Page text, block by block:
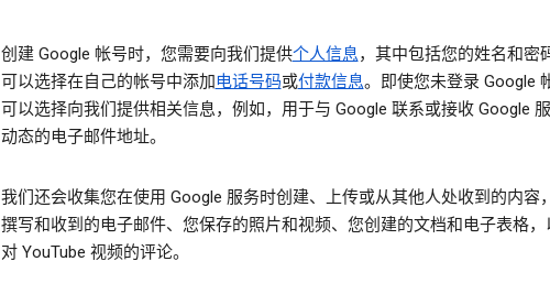
创建 Google 帐号时，您需要向我们提供个人信息，其中包括您的姓名和密
可以选择在自己的帐号中添加电话号码或付款信息。即使您未登录 Google
可以选择向我们提供相关信息，例如，用于与 Google 联系或接收 Google
动态的电子邮件地址。
我们还会收集您在使用 Google 服务时创建、上传或从其他人处收到的内容
撰写和收到的电子邮件、您保存的照片和视频、您创建的文档和电子表格，
对 YouTube 视频的评论。